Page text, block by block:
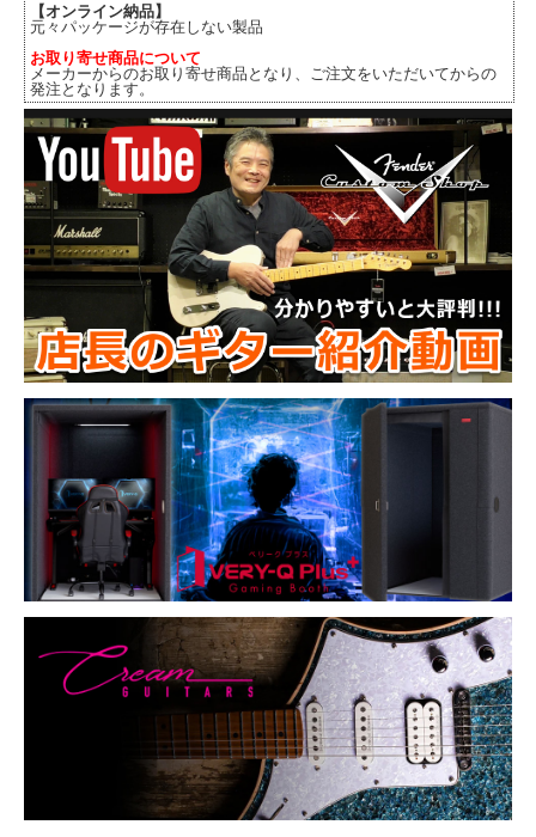
【オンライン納品】
元々パッケージが存在しない製品
お取り寄せ商品について
メーカーからのお取り寄せ商品となり、ご注文をいただいてからの
発注となります。